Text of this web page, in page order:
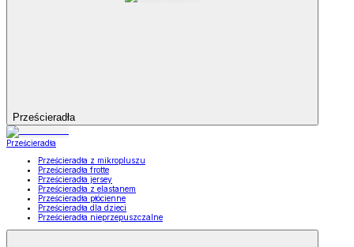
Prześcieradła
Prześcieradła
Prześcieradła z mikropluszu
Prześcieradła frotte
Prześcieradła jersey
Prześcieradła z elastanem
Prześcieradła płócienne
Prześcieradła dla dzieci
Prześcieradła nieprzepuszczalne